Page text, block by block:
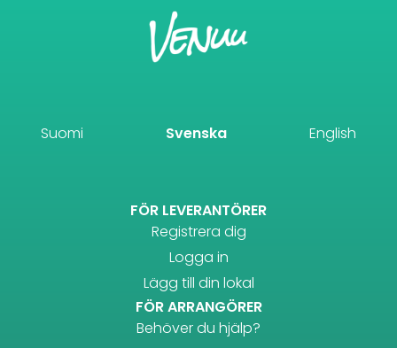
Suomi Svenska English
FÖR LEVERANTÖRER
Registrera dig
Logga in
Lägg till din lokal
FÖR ARRANGÖRER
Behöver du hjälp?